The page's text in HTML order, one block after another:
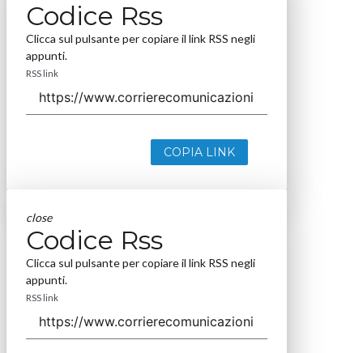
Codice Rss
Clicca sul pulsante per copiare il link RSS negli
appunti.
RSS link
COPIA LINK
close
Codice Rss
Clicca sul pulsante per copiare il link RSS negli
appunti.
RSS link